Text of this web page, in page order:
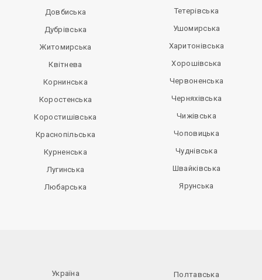
Довбиська
Дубрівська
Житомирська
Квітнева
Корнинська
Коростенська
Коростишівська
Краснопільська
Курненська
Лугинська
Любарська
Тетерівська
Ушомирська
Харитонівська
Хорошівська
Червоненська
Черняхівська
Чижівська
Чоповицька
Чуднівська
Швайківська
Ярунська
Україна
Полтавська